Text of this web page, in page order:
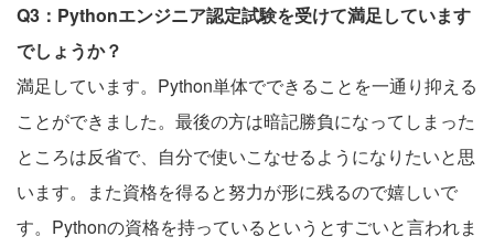
Q3：Pythonエンジニア認定試験を受けて満足しています
でしょうか？
満足しています。Python単体でできることを一通り抑える
ことができました。最後の方は暗記勝負になってしまった
ところは反省で、自分で使いこなせるようになりたいと思
います。また資格を得ると努力が形に残るので嬉しいで
す。Pythonの資格を持っているというとすごいと言われま